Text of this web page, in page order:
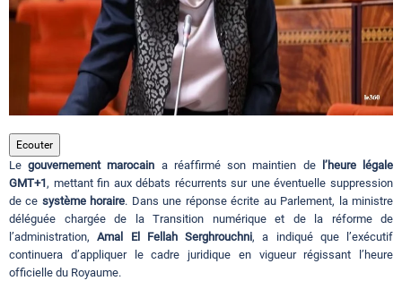
Hotels
Evenements
Contact
Ecouter
Legouvernement marocain a réaffirmé son maintien de
l’heure légale
GMT+1, mettant fin aux débats récurrents sur une éventuelle suppression
de ce système horaire. Dans une réponse écrite au Parlement, la ministre
déléguée chargée de la Transition numérique et de la réforme de
l’administration,Amal El Fellah Serghrouchni, a indiqué que l’exécutif
continuera d’appliquer le cadre juridique en vigueur régissant l’heure
officielle du Royaume.